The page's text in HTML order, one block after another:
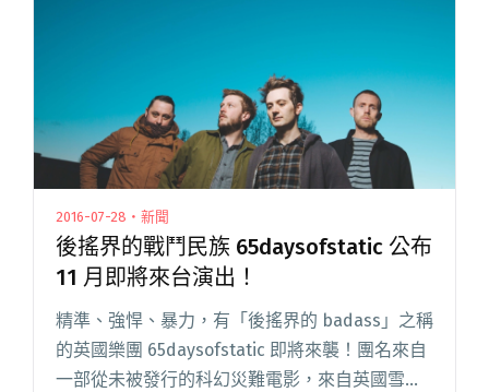
2016-07-28・新聞
後搖界的戰鬥民族 65daysofstatic 公布
11 月即將來台演出！
精準、強悍、暴力，有「後搖界的 badass」之稱
的英國樂團 65daysofstatic 即將來襲！團名來自
一部從未被發行的科幻災難電影，來自英國雪菲